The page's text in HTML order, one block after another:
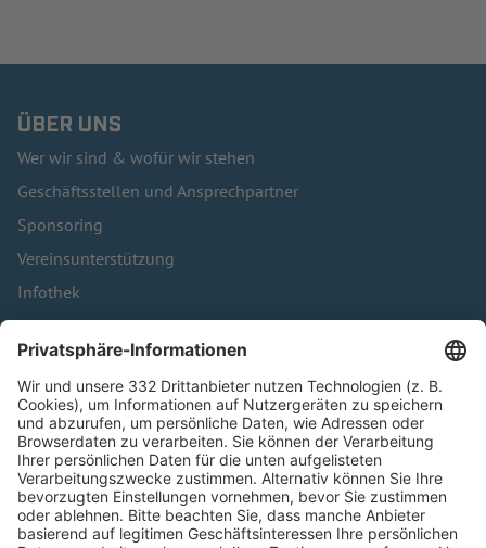
ÜBER UNS
Wer wir sind & wofür wir stehen
Geschäftsstellen und Ansprechpartner
Sponsoring
Vereinsunterstützung
Infothek
Kontakt
HÄUFIG BESUCHTE SEITEN
Pässe und Vereinswechsel
Trainerausbildung
Schulungsangebot Vereinsmitarbeiter
BFV-Geschäftsstellen